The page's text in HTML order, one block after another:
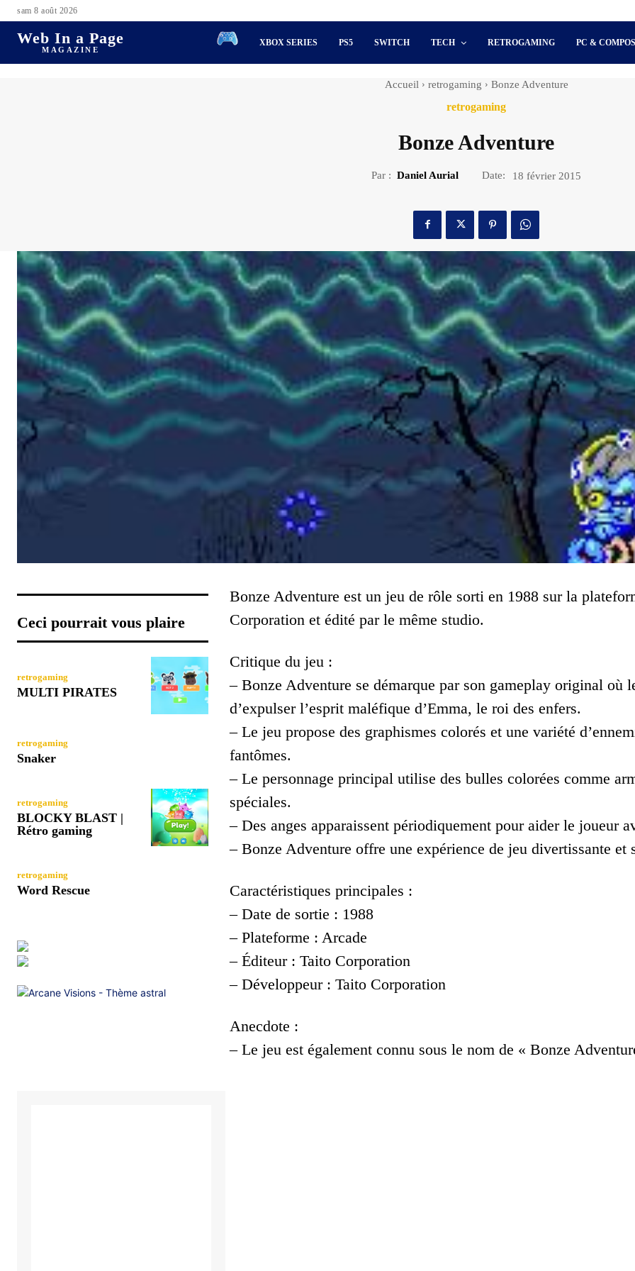
sam 8 août 2026
Web In a Page
MAGAZINE
XBOX SERIES PS5 SWITCH TECH RETROGAMING PC &
Accueil retrogaming Bonze Adventure
retrogaming
Bonze Adventure
Par : Daniel Aurial Date: 18 février 2015
Ceci pourrait vous plaire
retrogaming
MULTI PIRATES
retrogaming
Snaker
retrogaming
BLOCKY BLAST |
Rétro gaming
retrogaming
Word Rescue
Bonze Adventure est un jeu de rôle sorti en 1988 sur la
Corporation et édité par le même studio.
Critique du jeu :
– Bonze Adventure se démarque par son gameplay original où
d’expulser l’esprit maléfique d’Emma, le roi des enfers.
– Le jeu propose des graphismes colorés et une variété
fantômes.
– Le personnage principal utilise des bulles colorées comme
spéciales.
– Des anges apparaissent périodiquement pour aider le joueur
– Bonze Adventure offre une expérience de jeu divertissante
Caractéristiques principales :
– Date de sortie : 1988
– Plateforme : Arcade
– Éditeur : Taito Corporation
– Développeur : Taito Corporation
Anecdote :
– Le jeu est également connu sous le nom de « Bonze